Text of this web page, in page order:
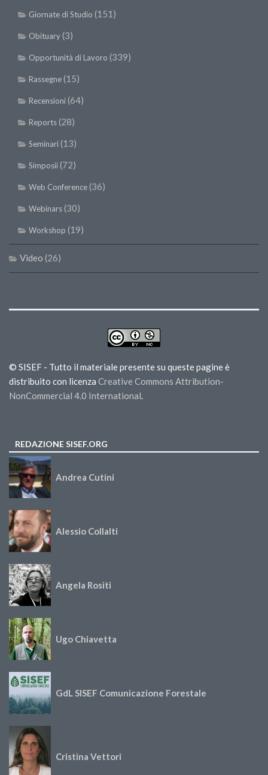
Giornate di Studio (151)
Obituary(3)
Opportunità di Lavoro (339)
Rassegne(15)
Recensioni(64)
Reports(28)
Seminari(13)
Simposii(72)
Web Conference(36)
Webinars(30)
Workshop (19)
Video (26)
© SISEF - Tutto il materiale presente su queste pagine è
distribuito con licenza Creative Commons Attribution-
NonCommercial 4.0 International.
REDAZIONE SISEF.ORG
Andrea Cutini
Alessio Collalti
Angela Rositi
Ugo Chiavetta
GdL SISEF Comunicazione Forestale
Cristina Vettori